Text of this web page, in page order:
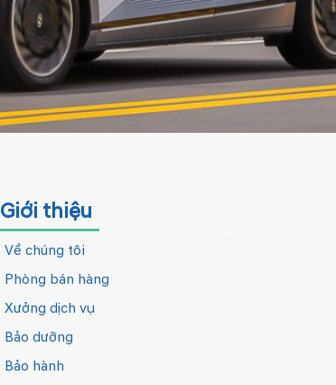
Giới thiệu
Về chúng tôi
Phòng bán hàng
Xưởng dịch vụ
Bảo dưỡng
Bảo hành